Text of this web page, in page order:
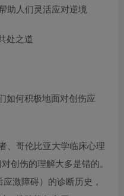
助人们灵活应对逆境
处之道
如何积极地面对创伤应
、哥伦比亚大学临床心理
创伤的理解大多是错的。
激障碍）的诊断历史，